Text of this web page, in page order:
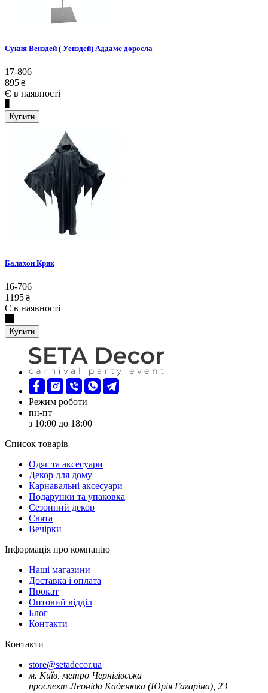
Сукня Венздей ( Уенздей) Аддамс доросла
17-806
895 ₴
Є в наявності
Купити
Балахон Крик
16-706
1195 ₴
Є в наявності
Купити
Режим роботи
пн-пт
з 10:00 до 18:00
Список товарів
Oдяг та аксесуари
Декор для дому
Карнавальні аксесуари
Подарунки та упаковка
Сезонний декор
Свята
Вечірки
Інформація про компанію
Наші магазини
Доставка і оплата
Прокат
Оптовий відділ
Блог
Контакти
Контакти
store@setadecor.ua
м. Київ, метро Чернігівська
проспект Леоніда Каденюка (Юрія Гагаріна), 23